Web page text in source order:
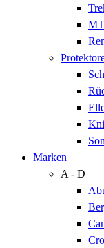
Marken
A - D